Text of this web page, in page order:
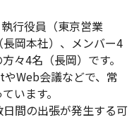
行役員（東京営業
岡本社）、メンバー4
々4名（長岡）です。
Web会議などで、常
います。
間の出張が発生する可